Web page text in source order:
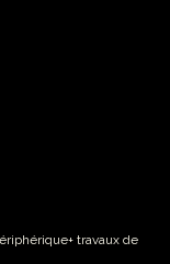
travaux de